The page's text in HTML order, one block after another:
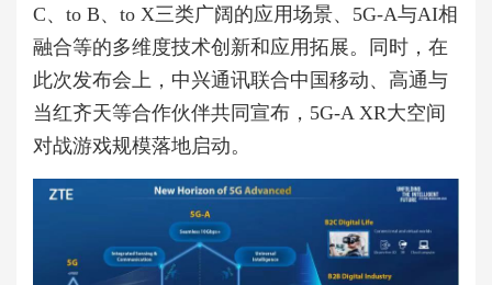
C、to B、to X三类广阔的应用场景、5G-A与AI相
融合等的多维度技术创新和应用拓展。同时，在
此次发布会上，中兴通讯联合中国移动、高通与
当红齐天等合作伙伴共同宣布，5G-A XR大空间
对战游戏规模落地启动。